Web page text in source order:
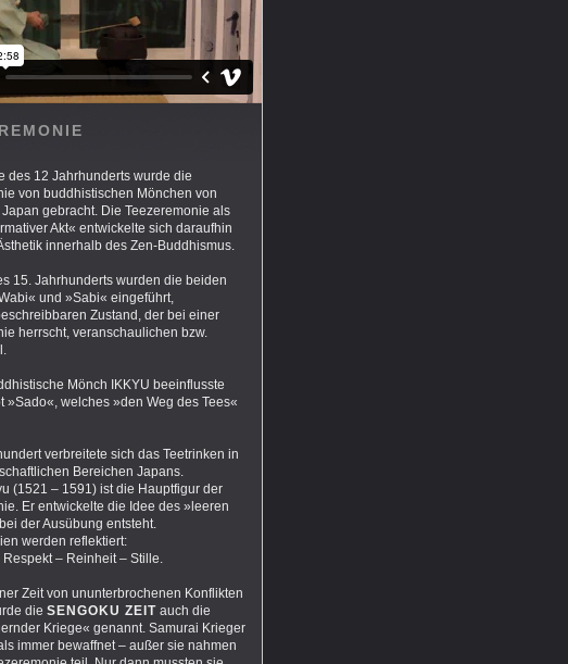
des 12 Jahrhunderts wurde die
von buddhistischen Mönchen von
gebracht. Die Teezeremonie als
Akt« entwickelte sich daraufhin
innerhalb des Zen-Buddhismus.
15. Jahrhunderts wurden die beiden
und »Sabi« eingeführt,
Zustand, der bei einer
herrscht, veranschaulichen bzw.
Mönch IKKYU beeinflusste
»Sado«, welches »den Weg des Tees«
verbreitete sich das Teetrinken in
Bereichen Japans.
(1521 – 1591) ist die Hauptfigur der
Er entwickelte die Idee des »leeren
der Ausübung entsteht.
werden reflektiert:
Respekt – Reinheit – Stille.
Zeit von ununterbrochenen Konflikten
die SENGOKU ZEIT auch die
Kriege« genannt. Samurai Krieger
immer bewaffnet – außer sie nahmen